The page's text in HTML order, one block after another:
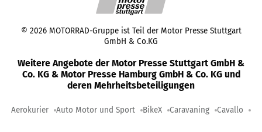
© 2026 MOTORRAD-Gruppe ist Teil der Motor Presse Stuttgart
GmbH & Co.KG
Weitere Angebote der Motor Presse Stuttgart GmbH &
Co. KG & Motor Presse Hamburg GmbH & Co. KG und
deren Mehrheitsbeteiligungen
Aerokurier Auto Motor und Sport BikeX Caravaning Cavallo